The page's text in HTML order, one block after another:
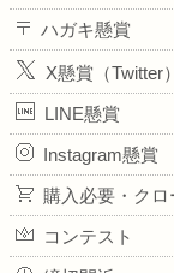
ハガキ懸賞
X懸賞（Twitter）
LINE懸賞
Instagram懸賞
購入必要・ク
コンテスト